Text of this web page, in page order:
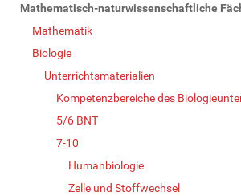
Mathematisch-naturwissenschaftliche
Mathematik
Biologie
Unterrichtsmaterialien
Kompetenzbereiche des
5/6 BNT
7-10
Humanbiologie
Zelle und Stoffwechsel